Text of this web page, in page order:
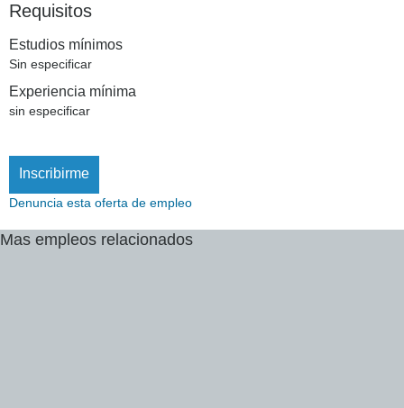
Requisitos
Estudios mínimos
Sin especificar
Experiencia mínima
sin especificar
Inscribirme
Denuncia esta oferta de empleo
Mas empleos relacionados